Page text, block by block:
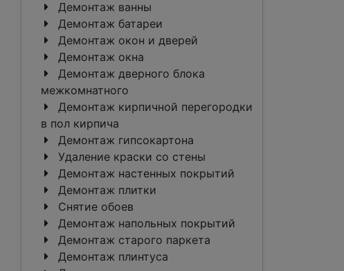
Демонтаж ванны
Демонтаж батареи
Демонтаж окон и дверей
Демонтаж окна
Демонтаж дверного блока
межкомнатного
Демонтаж кирпичной перегородки
в пол кирпича
Демонтаж гипсокартона
Удаление краски со стены
Демонтаж настенных покрытий
Демонтаж плитки
Снятие обоев
Демонтаж напольных покрытий
Демонтаж старого паркета
Демонтаж плинтуса